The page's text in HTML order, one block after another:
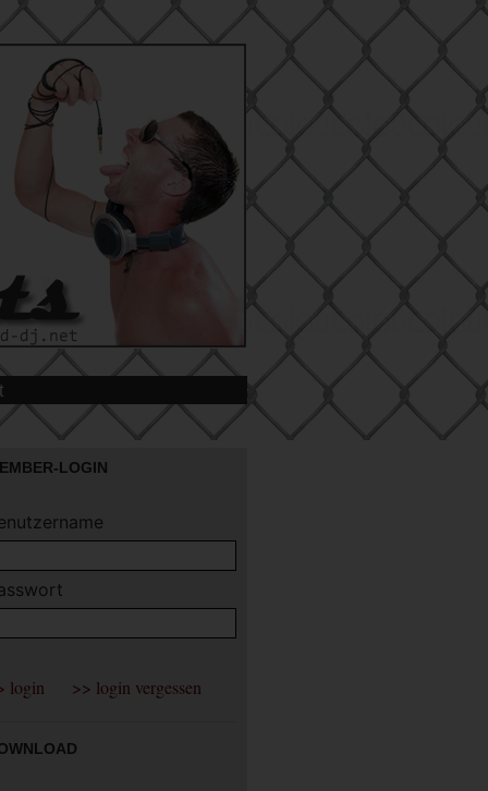
LOGIN